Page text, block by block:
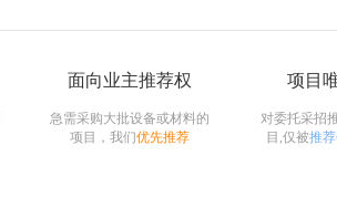
面向业主推荐权
急需采购大批设备或材料的
项目，我们优先推荐
项目
对委托采招
目,仅被推